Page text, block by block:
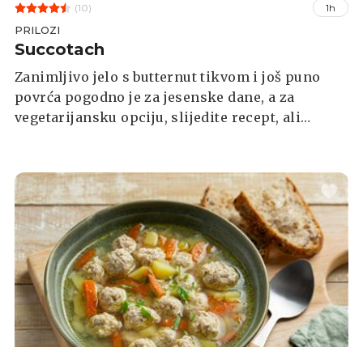
(10) 1h
PRILOZI
Succotach
Zanimljivo jelo s butternut tikvom i još puno
povrća pogodno je za jesenske dane, a za
vegetarijansku opciju, slijedite recept, ali